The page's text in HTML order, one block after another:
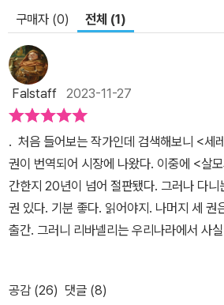
구매자 (0) 전체 (1)
Falstaff 2023-11-27
. 처음 들어보는 작가인데 검색해보니 <세
권이 번역되어 시장에 나왔다. 이중에 <살
간한지 20년이 넘어 절판됐다. 그러나 다니
권 있다. 기분 좋다. 읽어야지. 나머지 세
출간. 그러니 리바넬리는 우리나라에서 사
마음이 든다. 쥴퓌 리바넬리는 1946년 튀
에 튀르키예 대법원장까지 오르는 검사의 아
공감 (26) 댓글 (8)